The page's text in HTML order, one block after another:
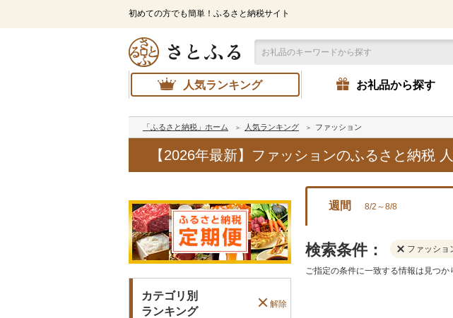
初めての方でも簡単！ふるさと納税サイト
人気ランキング お礼品から探す
「ふるさと納税」ホーム 人気ランキング ファッション
【2026年最新】ファッションのふるさと納税
カテゴリ別
ランキング
解除
週間 8/2～8/8
検索条件： ファッショ
ご指定の条件に一致する情報は見つか